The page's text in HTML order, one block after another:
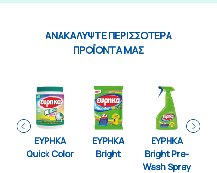
ΑΝΑΚΑΛΥΨΤΕ ΠΕΡΙΣΣΟΤΕΡΑ
ΠΡΟΪΟΝΤΑ ΜΑΣ
EYPHKA
Quick Color
ΕΥΡΗΚΑ
Bright
ΕΥΡΗΚΑ
Bright Pre-
Wash Spray